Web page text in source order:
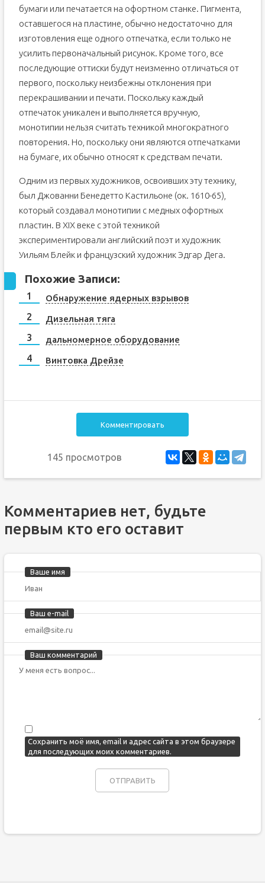
бумаги или печатается на офортном станке. Пигмента,
оставшегося на пластине, обычно недостаточно для
изготовления еще одного отпечатка, если только не
усилить первоначальный рисунок. Кроме того, все
последующие оттиски будут неизменно отличаться от
первого, поскольку неизбежны отклонения при
перекрашивании и печати. Поскольку каждый
отпечаток уникален и выполняется вручную,
монотипии нельзя считать техникой многократного
повторения. Но, поскольку они являются отпечатками
на бумаге, их обычно относят к средствам печати.
Одним из первых художников, освоивших эту технику,
был Джованни Бенедетто Кастильоне (ок. 1610-65),
который создавал монотипии с медных офортных
пластин. В XIX веке с этой техникой
экспериментировали английский поэт и художник
Уильям Блейк и французский художник Эдгар Дега.
Похожие Записи:
Обнаружение ядерных взрывов
Дизельная тяга
дальномерное оборудование
Винтовка Дрейзе
Комментировать
145 просмотров
Комментариев нет, будьте
первым кто его оставит
Ваше имя
Ваш e-mail
Ваш комментарий
Сохранить моё имя, email и адрес сайта в этом браузере
для последующих моих комментариев.